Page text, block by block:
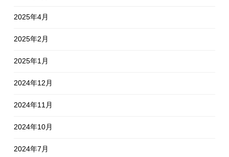
2025年4月
2025年2月
2025年1月
2024年12月
2024年11月
2024年10月
2024年7月